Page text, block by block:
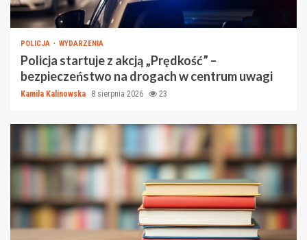
POLICJA WYDARZENIA
Policja startuje z akcją „Prędkość” –
bezpieczeństwo na drogach w centrum uwagi
Kamila Kalinowska 8 sierpnia 2026 23